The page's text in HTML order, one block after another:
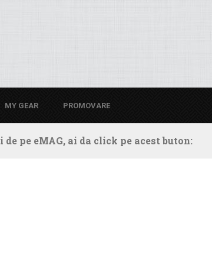
MY GEAR PROMOVARE
pe eMAG, ai da click pe acest buton: